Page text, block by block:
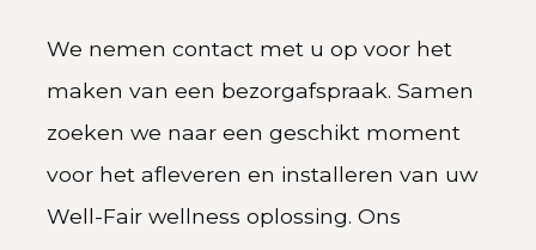
We nemen contact met u op voor het
maken van een bezorgafspraak. Samen
zoeken we naar een geschikt moment
voor het afleveren en installeren van uw
Well-Fair wellness oplossing. Ons